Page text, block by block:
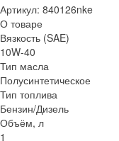
Артикул: 840126nke
О товаре
Вязкость (SAE)
10W-40
Тип масла
Полусинтетическое
Тип топлива
Бензин/Дизель
Объём, л
1